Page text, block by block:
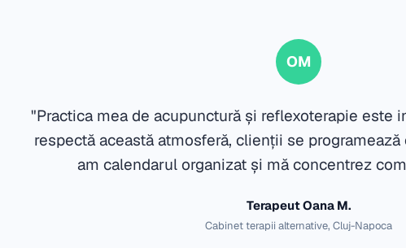
OM
"Practica mea de acupunctură și reflexoterapie este
respectă această atmosferă, clienții se
am calendarul organizat și mă concentrez
Terapeut Oana M.
Cabinet terapii alternative, Cluj-Napoca